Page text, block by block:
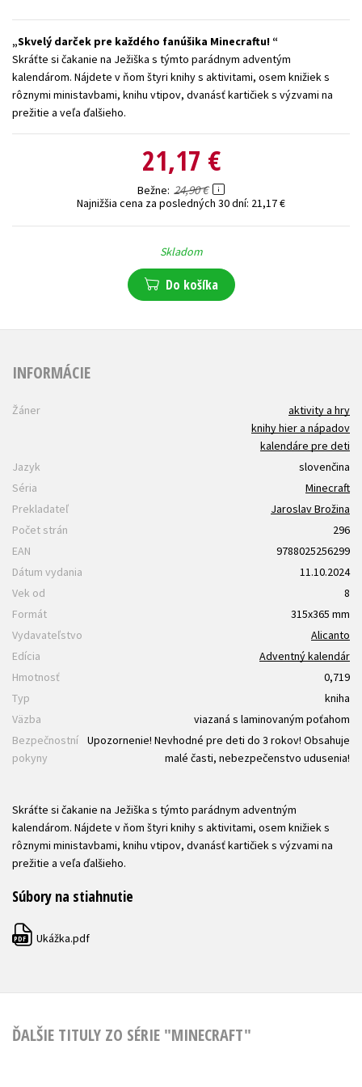
Technické vedy
Učebnice
Umenie a kultúra
Výchova a pedagogika
Young adult
Young adult (SK)
Zdravie a životný štýl
Skvelý darček pre každého fanúšika Minecraftu!
Skráťte si čakanie na Ježiška s týmto parádnym adventým
kalendárom. Nájdete v ňom štyri knihy s aktivitami, osem knižiek s
rôznymi ministavbami, knihu vtipov, dvanásť kartičiek s výzvami na
prežitie a veľa ďalšieho.
21,17 €
Bežne 24,90 €
Najnižšia cena za posledných 30 dní: 21,17 €
Skladom
Do košíka
INFORMÁCIE
Žáner
aktivity a hry
knihy hier a nápadov
kalendáre pre deti
Jazyk
slovenčina
Séria
Minecraft
Prekladateľ
Jaroslav Brožina
Počet strán
296
EAN
9788025256299
Dátum vydania
11.10.2024
Vek od
8
Formát
315x365 mm
Vydavateľstvo
Alicanto
Edícia
Adventný kalendár
Hmotnosť
0,719
Typ
kniha
Väzba
viazaná s laminovaným poťahom
Bezpečnostní
pokyny
Upozornenie! Nevhodné pre deti do 3 rokov! Obsahuje
malé časti, nebezpečenstvo udusenia!
Skráťte si čakanie na Ježiška s týmto parádnym adventným
kalendárom. Nájdete v ňom štyri knihy s aktivitami, osem knižiek s
rôznymi ministavbami, knihu vtipov, dvanásť kartičiek s výzvami na
prežitie a veľa ďalšieho.
Súbory na stiahnutie
PDF Ukážka.pdf
ĎALŠIE TITULY ZO SÉRIE "MINECRAFT"